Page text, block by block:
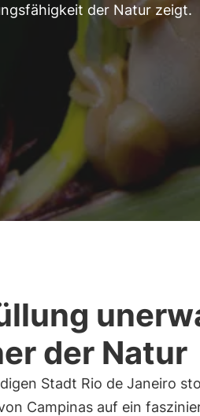
der Natur zeigt.
der Natur
Stadt Rio de Janeiro
Campinas auf ein